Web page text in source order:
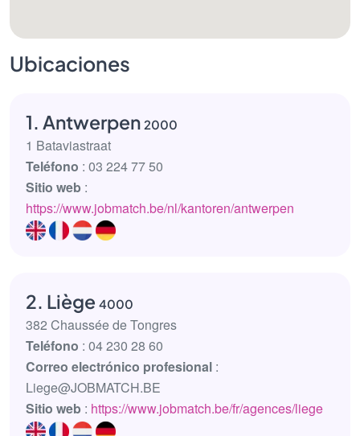
Ubicaciones
1. Antwerpen 2000
1 Bataviastraat
Teléfono : 03 224 77 50
Sitio web :
https://www.jobmatch.be/nl/kantoren/antwerpen
2. Liège 4000
382 Chaussée de Tongres
Teléfono : 04 230 28 60
Correo electrónico profesional :
Liege@JOBMATCH.BE
Sitio web : https://www.jobmatch.be/fr/agences/liege